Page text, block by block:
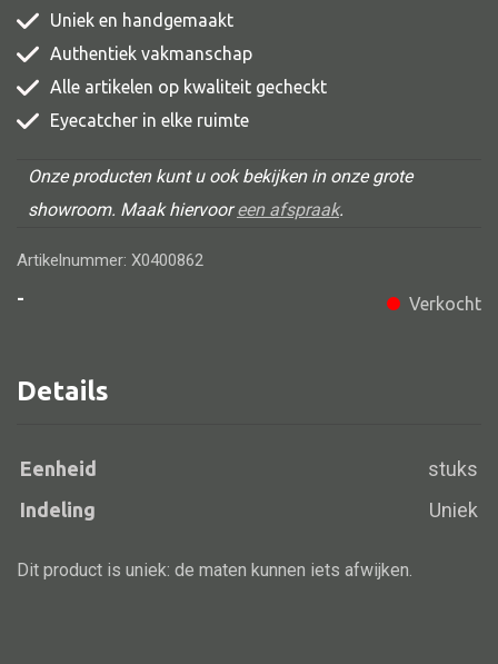
Comode
Eetkamer stoel
Barstoel
Stoel overig
Alle banken
Uniek en handgemaakt
Authentiek vakmanschap
Alle artikelen op kwaliteit gecheckt
Eyecatcher in elke ruimte
Onze producten kunt u ook bekijken in onze grote
showroom. Maak hiervooreen afspraak.
Artikelnummer: X0400862
-
Verkocht
Details
Eenheid stuks
Indeling Uniek
Dit product is uniek: de maten kunnen iets afwijken.